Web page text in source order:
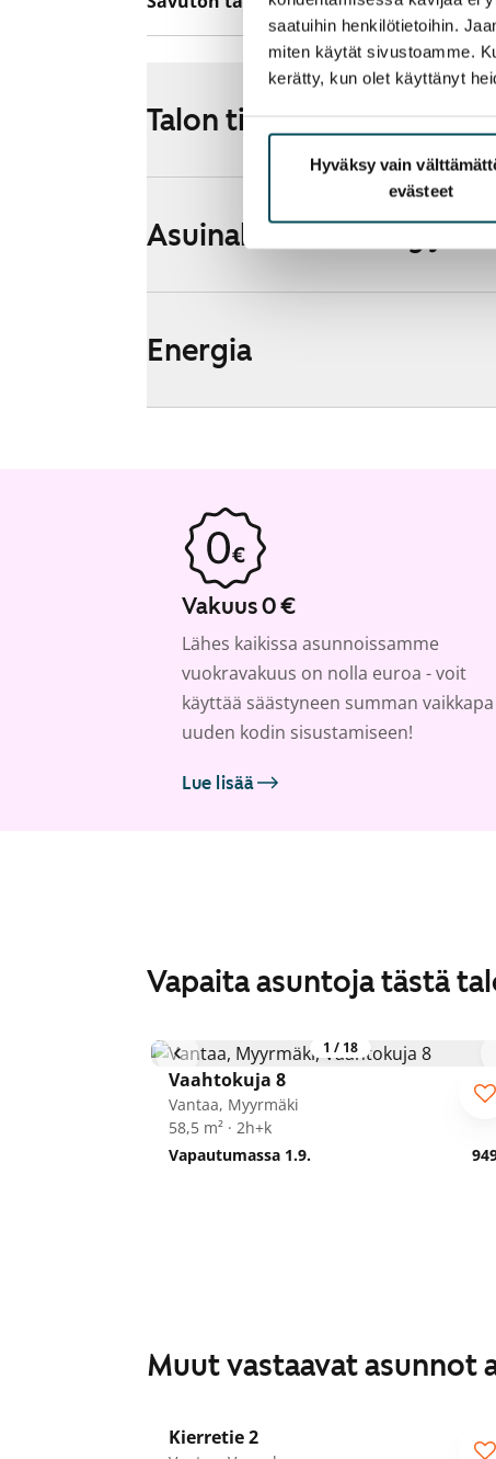
saatuihin henkilötietoihin.
miten käytät sivustoamme.
kerätty, kun olet käyttänyt
Hyväksy vain
evästeet
Talon tiedot
Asuinalueen esittely ja
Energia
Vakuus 0 €
Lähes kaikissa asunnoissamme
vuokravakuus on nolla euroa - voit
käyttää säästyneen summan vaikkapa
uuden kodin sisustamiseen!
Lue lisää
Vapaita asuntoja tästä
1 / 18
Vaahtokuja 8
Vantaa, Myyrmäki
58,5 m² · 2h+k
Vapautumassa 1.9.
Muut vastaavat asunnot
Kierretie 2